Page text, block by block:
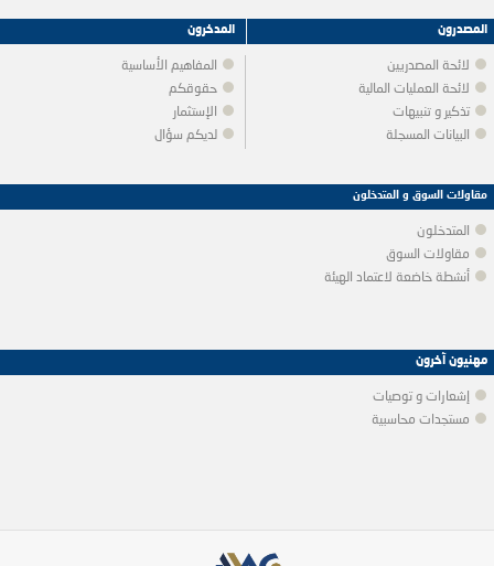
المدخرون
المفاهيم الأساسية
حقوقكم
الإستثمار
لديكم سؤال
المصدرون
لائحة المصدريين
لائحة العمليات المالية
تذكير و تنبيهات
البيانات المسجلة
مقاولات السوق و المتدخلون
المتدخلون
مقاولات السوق
أنشطة خاضعة لاعتماد الهيئة
مهنيون آخرون
إشعارات و توصيات
مستجدات محاسبية